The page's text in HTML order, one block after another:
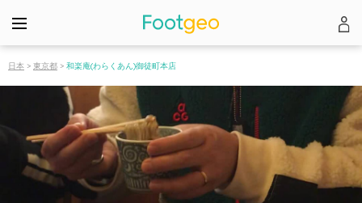
日本 > 東京都 > 和楽庵(わらくあん)御徒町本店